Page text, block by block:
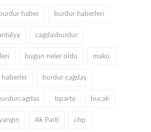
burdur haber burdur haberleri
cagdasburdur
bugün neler oldu makü
haberler burdur çağdaş
Isparta bucak
Ak Parti chp